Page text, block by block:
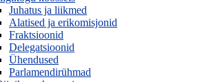
Juhatus ja liikmed
Alatised ja erikomisjonid
Fraktsioonid
Delegatsioonid
Ühendused
Parlamendirühmad